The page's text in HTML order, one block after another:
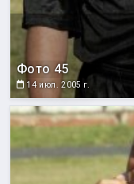
Фото 45
14 июл. 2005 г.